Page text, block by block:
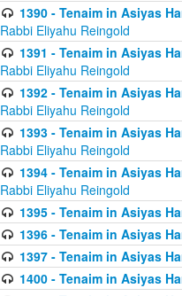
1390 - Tenaim in Asiyas
Rabbi Eliyahu Reingold
1391 - Tenaim in Asiyas
Rabbi Eliyahu Reingold
1392 - Tenaim in Asiyas
Rabbi Eliyahu Reingold
1393 - Tenaim in Asiyas
Rabbi Eliyahu Reingold
1394 - Tenaim in Asiyas
Rabbi Eliyahu Reingold
1395 - Tenaim in Asiyas
1396 - Tenaim in Asiyas
1397 - Tenaim in Asiyas
1400 - Tenaim in Asiyas